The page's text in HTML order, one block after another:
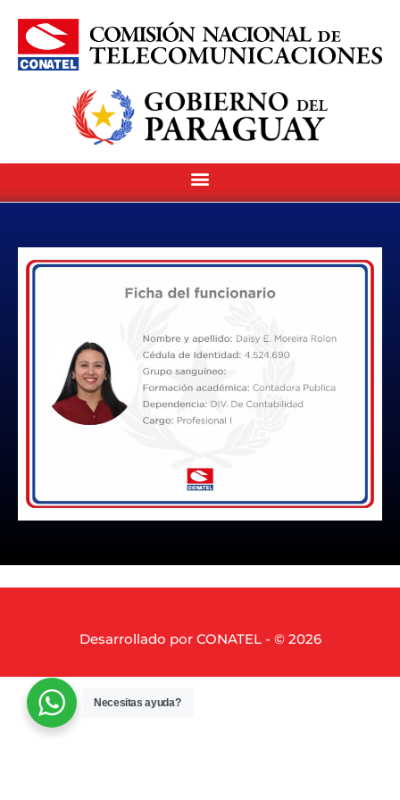
Desarrollado por CONATEL - © 2026
Necesitas ayuda?